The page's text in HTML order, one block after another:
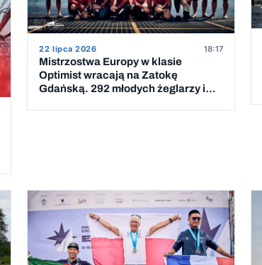
22 lipca 2026 18:17
Mistrzostwa Europy w klasie
Optimist wracają na Zatokę
Gdańską. 292 młodych żeglarzy i